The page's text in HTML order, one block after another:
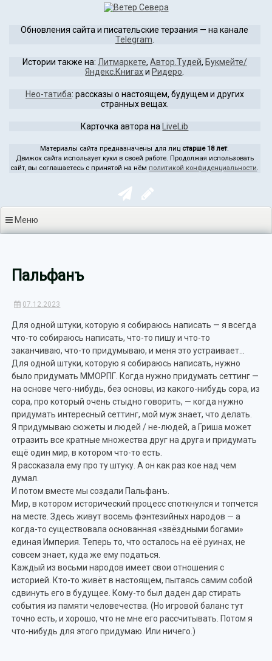
содержимому
Обновления сайта и писательские терзания — на канале
Telegram
Истории также на: Литмаркете, Автор.Тудей, Букмейте/
Яндекс.Книгахи Ридеро
Нео-татиба: рассказы о настоящем, будущем и других
странных вещах.
Карточка автора на LiveLib
Материалы сайта предназначены для лиц старше 18 лет.
Движок сайта использует куки в своей работе. Продолжая использовать
сайт, вы соглашаетесь с принятой на нём политикой конфиденциальности.
Меню
Пальфанъ
07.12.2023
Для одной штуки, которую я собираюсь написать — я всегда
что-то собираюсь написать, что-то пишу и что-то
заканчиваю, что-то придумываю, и меня это устраивает…
Для одной штуки, которую я собираюсь написать, нужно
было придумать ММОРПГ. Когда нужно придумать сеттинг —
на основе чего-нибудь, без основы, из какого-нибудь сора, из
сора, про который очень стыдно говорить, — когда нужно
придумать интересный сеттинг, мой муж знает, что делать.
Я придумываю сюжеты и людей / не-людей, а Гриша может
отразить все кратные множества друг на друга и придумать
ещё один мир, в котором что-то есть.
Я рассказала ему про ту штуку. А он как раз кое над чем
думал.
И потом вместе мы создали Пальфанъ.
Мир, в котором исторический процесс споткнулся и топчется
на месте. Здесь живут восемь фэнтезийных народов — а
когда-то существовала основанная «звёздными богами»
единая Империя. Теперь то, что осталось на её руинах, не
совсем знает, куда же ему податься.
Каждый из восьми народов имеет свои отношения с
историей. Кто-то живёт в настоящем, пытаясь самим собой
сдвинуть его в будущее. Кому-то был даден дар стирать
события из памяти человечества. (Но игровой баланс тут
точно есть, и хорошо, что не мне его рассчитывать. Потом я
что-нибудь для этого придумаю. Или ничего.)